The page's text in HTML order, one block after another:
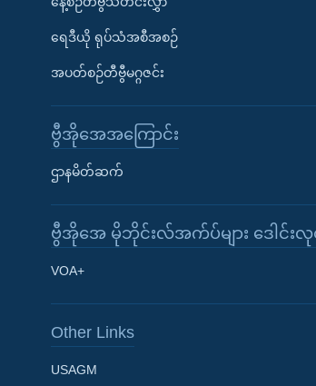
Learning English
ရေဒီယို ရုပ်သံအစီအစဉ်
အပတ်စဉ်တီဗွီမဂ္ဂဇင်း
ဗွီအိုအေအကြောင်း
ဌာနမိတ်ဆက်
ဗွီအိုအေ မိုဘိုင်းလ်အက်ပ်များ ဒေါင်း
VOA+
Other Links
USAGM